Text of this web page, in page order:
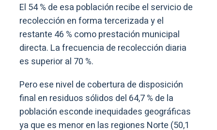
El 54 % de esa población recibe el servicio de
recolección en forma tercerizada y el
restante 46 % como prestación municipal
directa. La frecuencia de recolección diaria
es superior al 70 %.
Pero ese nivel de cobertura de disposición
final en residuos sólidos del 64,7 % de la
población esconde inequidades geográficas
ya que es menor en las regiones Norte (50,1